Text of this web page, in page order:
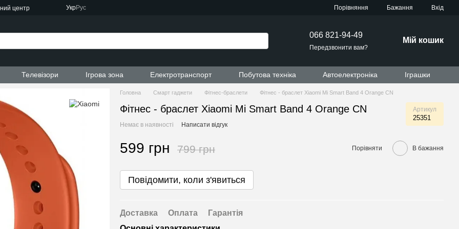
центр
УкрРус Порівняння Бажання Вхід
066 821-94-49
Передзвонити вам?
Мій кошик
Телевізори Ігрова зона Електротранспорт Побутова техніка Автоелектроніка Іграшки
Головна Смарт гаджети Фітнес-браслети Фітнес - браслет Xiaomi Mi Smart Band 4 Orange CN
Фітнес - браслет Xiaomi Mi Smart Band 4 Orange CN Артикул
25351
Немає в наявності Написати відгук
599 грн 799 грн Порівняти В бажання
Повідомити, коли з'явиться
Доставка Оплата
Гарантія